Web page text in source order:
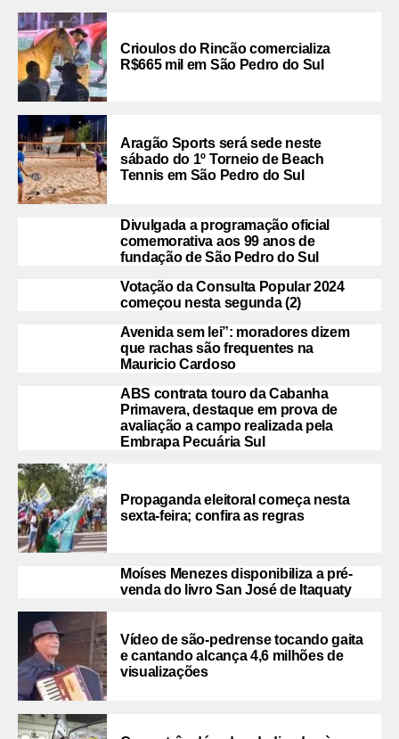
Crioulos do Rincão comercializa
R$665 mil em São Pedro do Sul
Aragão Sports será sede neste
sábado do 1º Torneio de Beach
Tennis em São Pedro do Sul
Divulgada a programação oficial
comemorativa aos 99 anos de
fundação de São Pedro do Sul
Votação da Consulta Popular 2024
começou nesta segunda (2)
Avenida sem lei”: moradores dizem
que rachas são frequentes na
Mauricio Cardoso
ABS contrata touro da Cabanha
Primavera, destaque em prova de
avaliação a campo realizada pela
Embrapa Pecuária Sul
Propaganda eleitoral começa nesta
sexta-feira; confira as regras
Moíses Menezes disponibiliza a pré-
venda do livro San José de Itaquaty
Vídeo de são-pedrense tocando gaita
e cantando alcança 4,6 milhões de
visualizações